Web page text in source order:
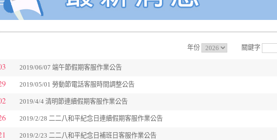
年份 關鍵字
2019/06/07 端午節假期客服作業公告
2019/05/01 勞動節電話客服時間調整公告
2019/4/4 清明節連續假期客服作業公告
2019/2/28 二二八和平紀念日連續假期客服作業公告
2019/2/23 二二八和平紀念日補班日客服作業公告